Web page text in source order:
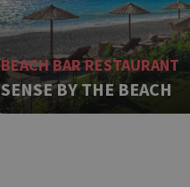
BEACH BAR RESTAURANT
SENSE BY THE BEACH
την
που
για ένα
μεταβλητών
είναι